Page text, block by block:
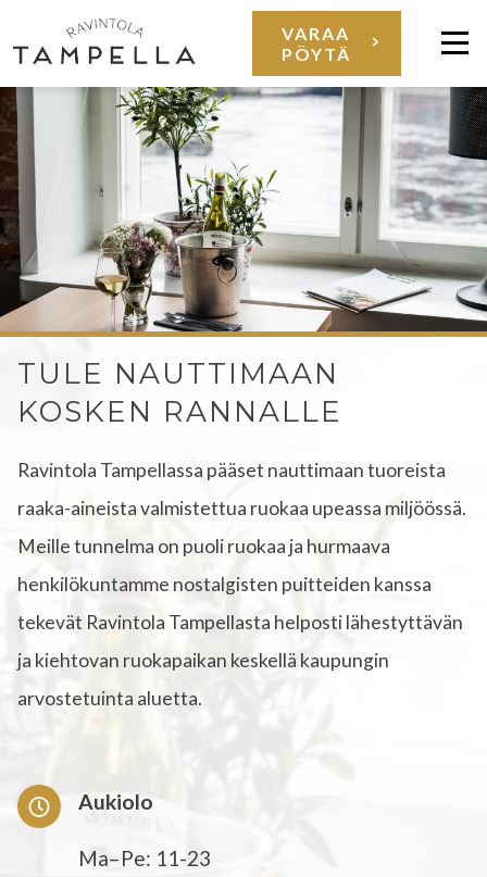
sisältöön
VARAA
PÖYTÄ
TAMPELLA
TULE NAUTTIMAAN
KOSKEN RANNALLE
Ravintola Tampellassa pääset nauttimaan tuoreista
raaka-aineista valmistettua ruokaa upeassa miljöössä.
Meille tunnelma on puoli ruokaa ja hurmaava
henkilökuntamme nostalgisten puitteiden kanssa
tekevät Ravintola Tampellasta helposti lähestyttävän
ja kiehtovan ruokapaikan keskellä kaupungin
arvostetuinta aluetta.
Aukiolo
Ma–Pe: 11-23